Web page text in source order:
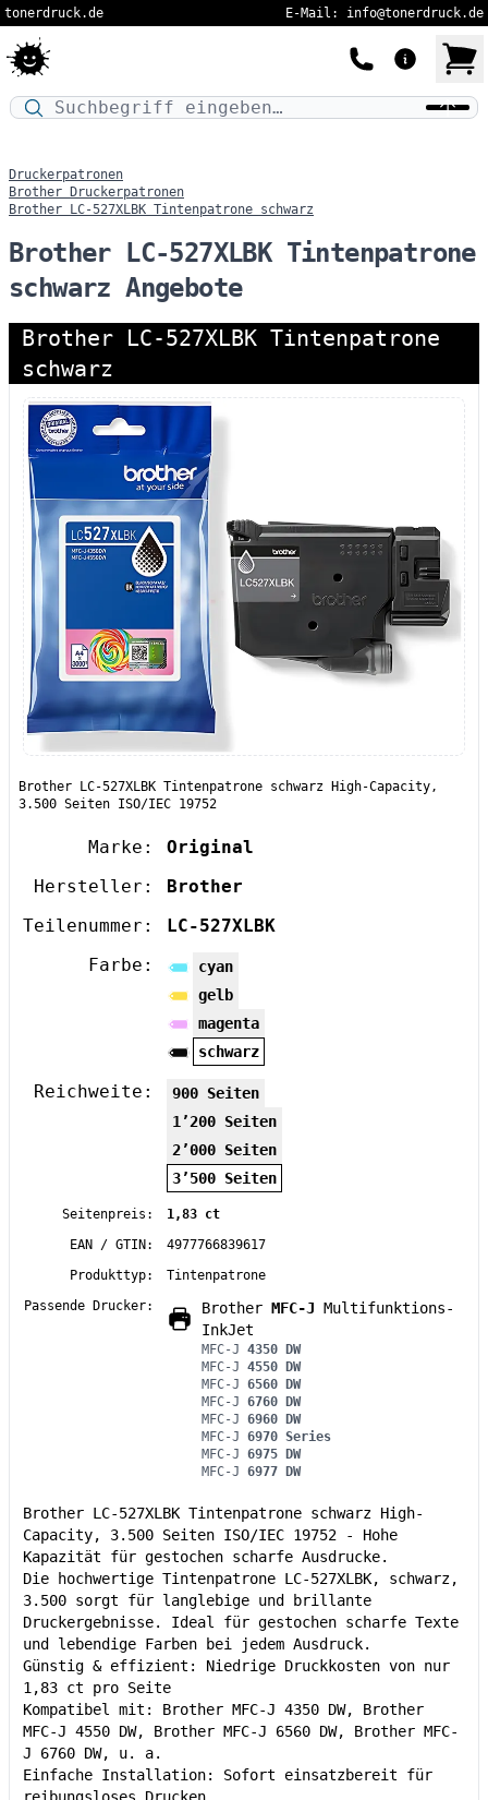
tonerdruck.de E-Mail: info@tonerdruck.de
Druckermodell oder Produktnamen eingeben…
Druckerpatronen
Brother Druckerpatronen
Brother LC-527XLBK Tintenpatrone schwarz
Brother LC-527XLBK Tintenpatrone
schwarz Angebote
Brother LC-527XLBK Tintenpatrone
schwarz
Brother LC-527XLBK Tintenpatrone schwarz High-Capacity,
3.500 Seiten ISO/IEC 19752
Marke:
Original
Hersteller:
Brother
Teilenummer:
LC-527XLBK
Farbe:
cyan
gelb
magenta
schwarz
Reichweite:
900 Seiten
1’200 Seiten
2’000 Seiten
3’500 Seiten
Seitenpreis:
1,83 ct
EAN / GTIN:
4977766839617
Produkttyp:
Tintenpatrone
Passende Drucker:
Brother MFC-J Multifunktions-
InkJet
MFC-J 4350 DW
MFC-J 4550 DW
MFC-J 6560 DW
MFC-J 6760 DW
MFC-J 6960 DW
MFC-J 6970 Series
MFC-J 6975 DW
MFC-J 6977 DW
Brother LC-527XLBK Tintenpatrone schwarz High-
Capacity, 3.500 Seiten ISO/IEC 19752 - Hohe
Kapazität für gestochen scharfe Ausdrucke.
Die hochwertige Tintenpatrone LC-527XLBK, schwarz,
3.500 sorgt für langlebige und brillante
Druckergebnisse. Ideal für gestochen scharfe Texte
und lebendige Farben bei jedem Ausdruck.
Günstig & effizient: Niedrige Druckkosten von nur
1,83 ct pro Seite
Kompatibel mit: Brother MFC-J 4350 DW, Brother
MFC-J 4550 DW, Brother MFC-J 6560 DW, Brother MFC-
J 6760 DW, u. a.
Einfache Installation: Sofort einsatzbereit für